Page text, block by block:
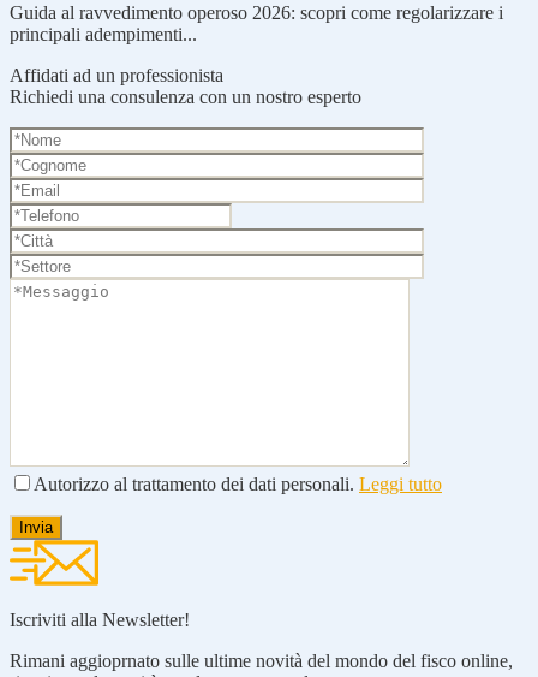
Guida al ravvedimento operoso 2026: scopri come regolarizzare i
principali adempimenti...
Affidati ad un professionista
Richiedi una consulenza con un nostro esperto
Autorizzo al trattamento dei dati personali. Leggi tutto
Iscriviti alla Newsletter!
Rimani aggioprnato sulle ultime novità del mondo del fisco online,